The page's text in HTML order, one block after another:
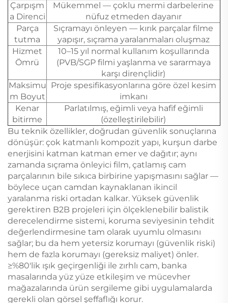
Çarpışm
a Direnci
Mükemmel — çoklu mermi darbelerine
nüfuz etmeden dayanır
Parça
tutma
Sıçramayı önleyen — kırık parçalar filme
yapışır, sıçrama yaralanmaları oluşmaz
Hizmet
Ömrü
10–15 yıl normal kullanım koşullarında
(PVB/SGP filmi yaşlanma ve sararmaya
karşı dirençlidir)
Maksimu
m Boyut
Proje spesifikasyonlarına göre özel kesim
imkanı
Kenar
bitirme
Parlatılmış, eğimli veya hafif eğimli
(özelleştirilebilir)
Bu teknik özellikler, doğrudan güvenlik sonuçlarına
dönüşür: çok katmanlı kompozit yapı, kurşun darbe
enerjisini katman katman emer ve dağıtır; aynı
zamanda sıçrama önleyici film, çatlamış cam
parçalarının bile sıkıca birbirine yapışmasını sağlar —
böylece uçan camdan kaynaklanan ikincil
yaralanma riski ortadan kalkar. Yüksek güvenlik
gerektiren B2B projeleri için ölçeklenebilir balistik
derecelendirme sistemi, koruma seviyesinin tehdit
değerlendirmesine tam olarak uyumlu olmasını
sağlar; bu da hem yetersiz korumayı (güvenlik riski)
hem de fazla korumayı (gereksiz maliyet) önler.
≥%80'lik ışık geçirgenliği ile zırhlı cam, banka
masalarında yüz yüze etkileşim ve mücevher
mağazalarında ürün sergileme gibi uygulamalarda
gerekli olan görsel şeffaflığı korur.